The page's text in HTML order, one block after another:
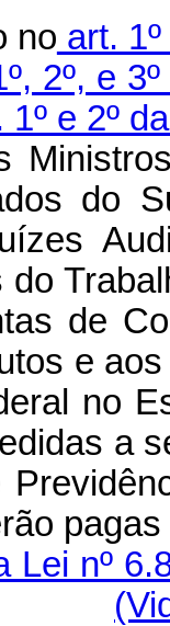
no art.
2º, e
1º e 2º
do
do
de
e
no
a
serão
Lei nº